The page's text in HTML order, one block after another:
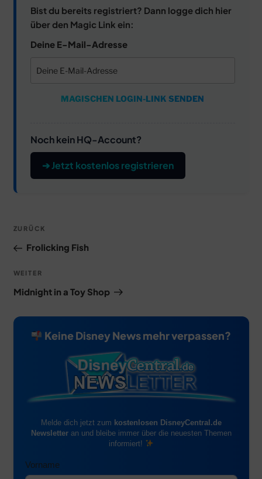
Bist du bereits registriert? Dann logge dich hier
über den Magic Link ein:
Deine E-Mail-Adresse
MAGISCHEN LOGIN-LINK SENDEN
Noch kein HQ-Account?
➔ Jetzt kostenlos registrieren
Beitragsnavigation
Vorheriger
Beitrag
ZURÜCK
Frolicking Fish
Nächster
Beitrag
WEITER
Midnight in a Toy Shop
Keine Disney News mehr verpassen?
Melde dich jetzt zum kostenlosen DisneyCentral.de
Newsletteran und bleibe immer über die neuesten Themen
informiert!
Vorname